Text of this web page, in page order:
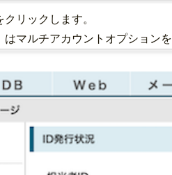
リックします。
マルチアカウントオプション